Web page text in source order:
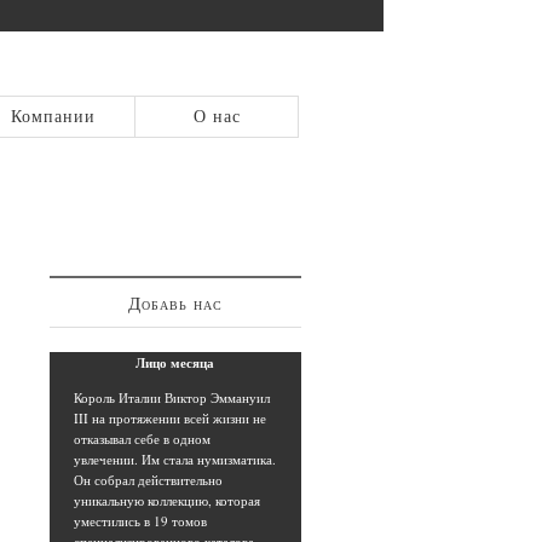
Компании О нас
Добавь нас
Лицо месяца
Король Италии Виктор Эммануил
III на протяжении всей жизни не
отказывал себе в одном
увлечении. Им стала нумизматика.
Он собрал действительно
уникальную коллекцию, которая
уместились в 19 томов